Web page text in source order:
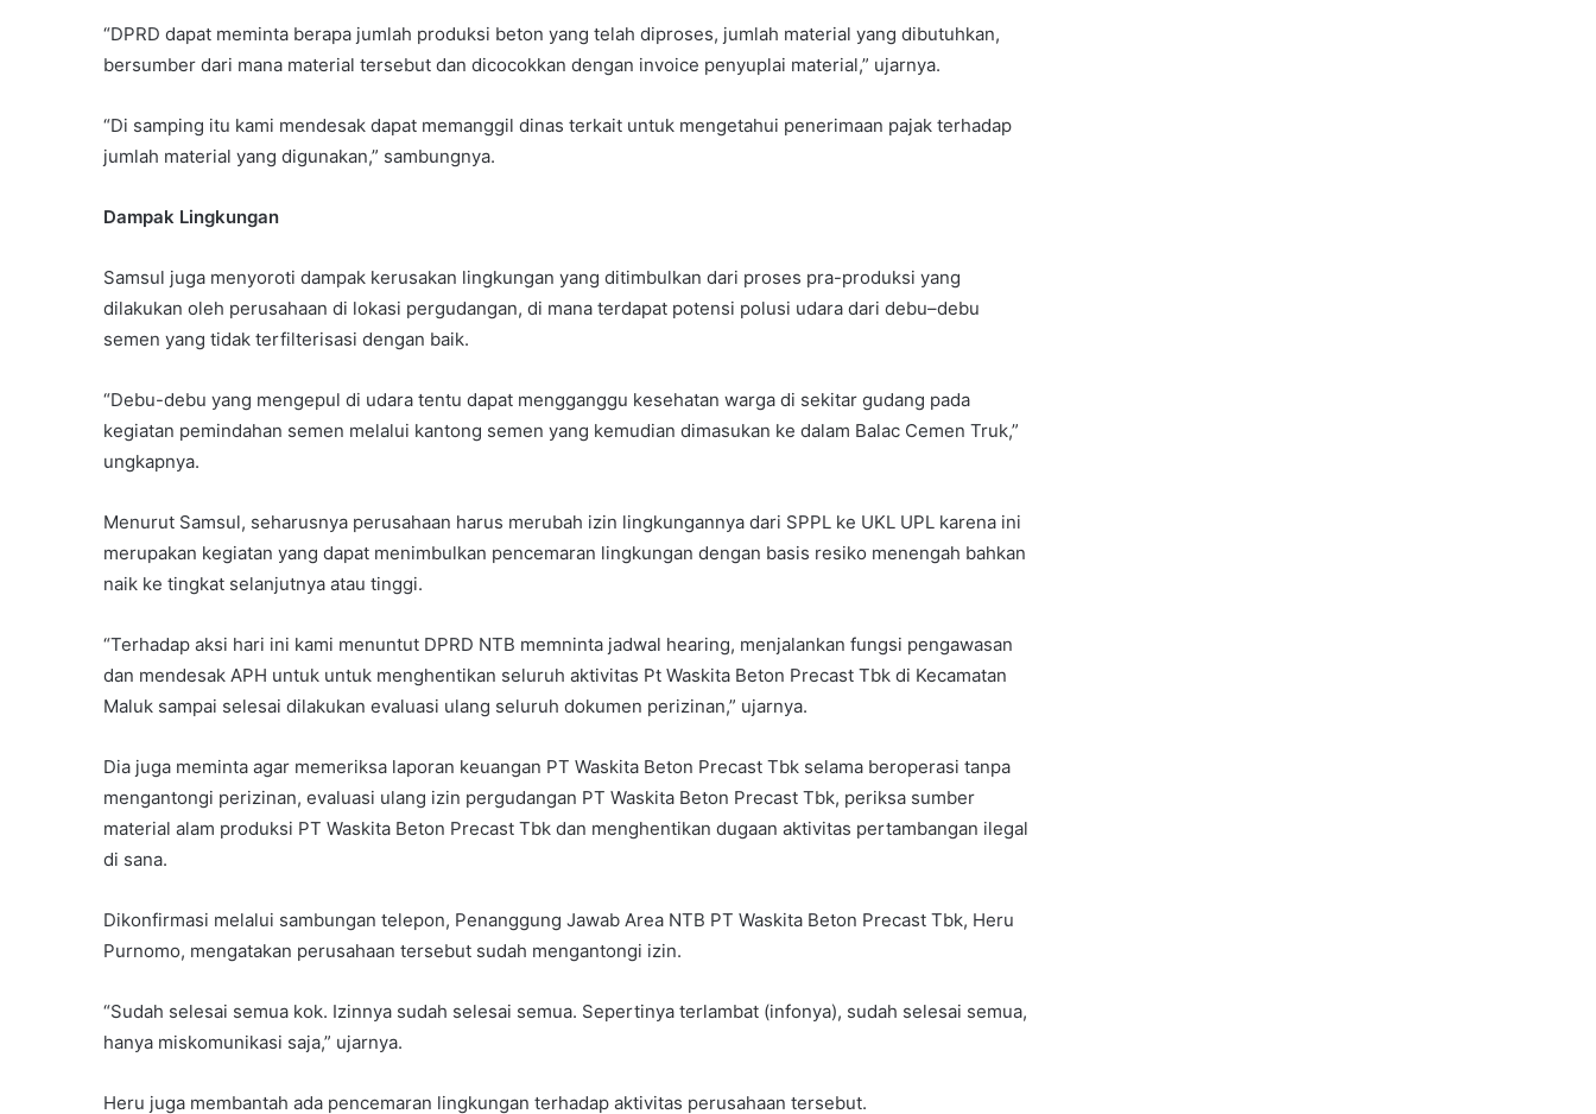
“DPRD dapat meminta berapa jumlah produksi beton yang telah diproses, jumlah material yang dibutuhkan,
bersumber dari mana material tersebut dan dicocokkan dengan invoice penyuplai material,” ujarnya.
“Di samping itu kami mendesak dapat memanggil dinas terkait untuk mengetahui penerimaan pajak terhadap
jumlah material yang digunakan,” sambungnya.
Dampak Lingkungan
Samsul juga menyoroti dampak kerusakan lingkungan yang ditimbulkan dari proses pra-produksi yang
dilakukan oleh perusahaan di lokasi pergudangan, di mana terdapat potensi polusi udara dari debu–debu
semen yang tidak terfilterisasi dengan baik.
“Debu-debu yang mengepul di udara tentu dapat mengganggu kesehatan warga di sekitar gudang pada
kegiatan pemindahan semen melalui kantong semen yang kemudian dimasukan ke dalam Balac Cemen Truk,”
ungkapnya.
Menurut Samsul, seharusnya perusahaan harus merubah izin lingkungannya dari SPPL ke UKL UPL karena ini
merupakan kegiatan yang dapat menimbulkan pencemaran lingkungan dengan basis resiko menengah bahkan
naik ke tingkat selanjutnya atau tinggi.
“Terhadap aksi hari ini kami menuntut DPRD NTB memninta jadwal hearing, menjalankan fungsi pengawasan
dan mendesak APH untuk untuk menghentikan seluruh aktivitas Pt Waskita Beton Precast Tbk di Kecamatan
Maluk sampai selesai dilakukan evaluasi ulang seluruh dokumen perizinan,” ujarnya.
Dia juga meminta agar memeriksa laporan keuangan PT Waskita Beton Precast Tbk selama beroperasi tanpa
mengantongi perizinan, evaluasi ulang izin pergudangan PT Waskita Beton Precast Tbk, periksa sumber
material alam produksi PT Waskita Beton Precast Tbk dan menghentikan dugaan aktivitas pertambangan ilegal
di sana.
Dikonfirmasi melalui sambungan telepon, Penanggung Jawab Area NTB PT Waskita Beton Precast Tbk, Heru
Purnomo, mengatakan perusahaan tersebut sudah mengantongi izin.
“Sudah selesai semua kok. Izinnya sudah selesai semua. Sepertinya terlambat (infonya), sudah selesai semua,
hanya miskomunikasi saja,” ujarnya.
Heru juga membantah ada pencemaran lingkungan terhadap aktivitas perusahaan tersebut.